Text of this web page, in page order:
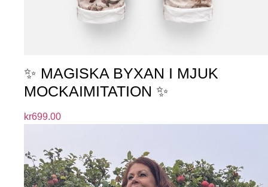
✨ MAGISKA BYXAN I MJUK
MOCKAIMITATION ✨
kr699.00